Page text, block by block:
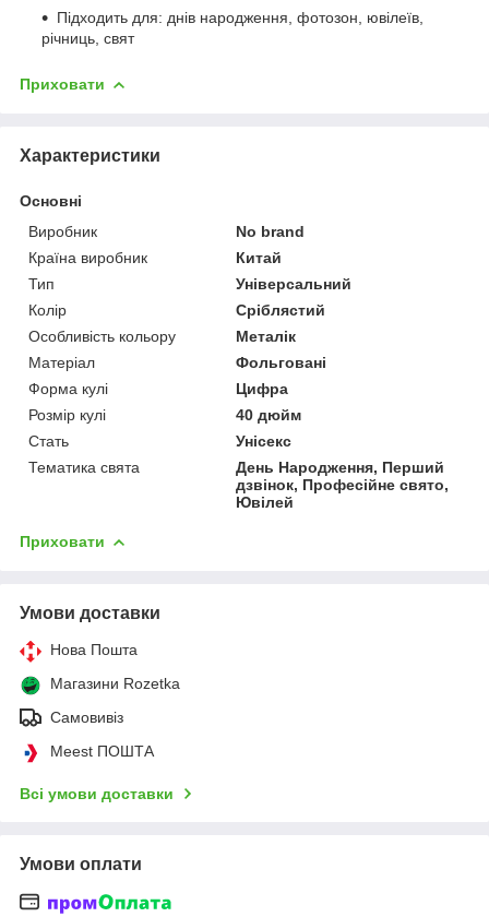
Підходить для: днів народження, фотозон, ювілеїв,
річниць, свят
Приховати
Характеристики
Основні
Виробник
No brand
Країна виробник
Китай
Тип
Універсальний
Колір
Сріблястий
Особливість кольору
Металік
Матеріал
Фольговані
Форма кулі
Цифра
Розмір кулі
40 дюйм
Стать
Унісекс
Тематика свята
День Народження, Перший
дзвінок, Професійне свято,
Ювілей
Приховати
Умови доставки
Нова Пошта
Магазини Rozetka
Самовивіз
Meest ПОШТА
Всі умови доставки
Умови оплати